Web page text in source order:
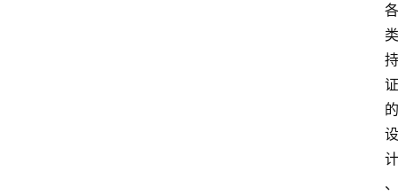
各
类
持
证
的
设
计
、